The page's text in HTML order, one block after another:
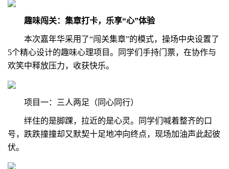
趣味闯关：集章打卡，乐享“心”体验
本次嘉年华采用了“闯关集章”的模式，操场中央设置了
5个精心设计的趣味心理项目。同学们手持门票，在协作与
欢笑中释放压力，收获快乐。
项目一：三人两足（同心同行）
绊住的是脚踝，拉近的是心灵。同学们喊着整齐的口
号，跌跌撞撞却又默契十足地冲向终点，现场加油声此起彼
伏。